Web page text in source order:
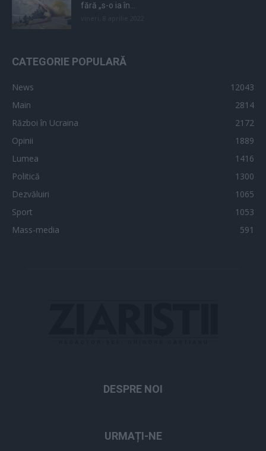
fără „s-o ia în...
CATEGORIE POPULARĂ
News
12043
Main
2814
Război în Ucraina
2172
Opinii
1889
Lumea
1416
Politică
1300
Dezvăluiri
1065
Sport
1053
Mass-media
591
DESPRE NOI
URMAȚI-NE